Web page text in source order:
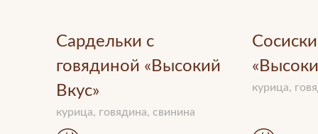
Сардельки c
говядиной «Высокий
Вкус»
курица, говядина, свинина
курица,